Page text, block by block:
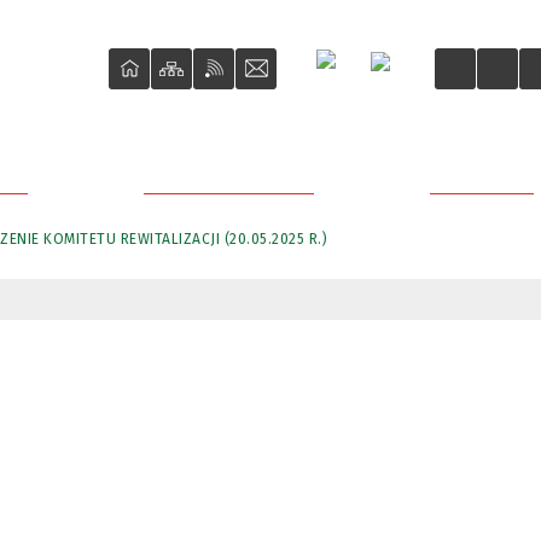
KOMITETU REWITALIZACJI (20.05.2025 R.)